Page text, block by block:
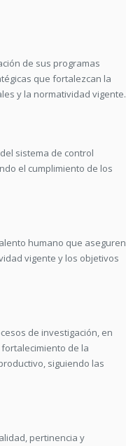
de sus programas
que fortalezcan la
y la normatividad vigente.
sistema de control
el cumplimiento de los
humano que aseguren
vigente y los objetivos
de investigación, en
de la
siguiendo las
pertinencia y